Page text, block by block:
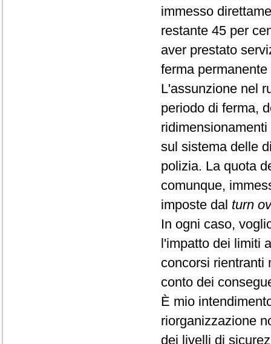
immesso
restante 45 per
aver prestato
ferma
L'assunzione nel
periodo di ferma,
sul sistema delle
polizia. La quota
comunque,
imposte dal turn
In ogni caso,
l'impatto dei limiti
concorsi rientranti
conto dei
È mio
riorganizzazione
dei livelli di